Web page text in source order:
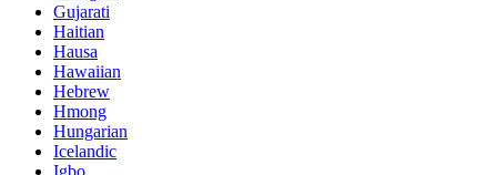
Gujarati
Haitian
Hausa
Hawaiian
Hebrew
Hmong
Hungarian
Icelandic
Igbo